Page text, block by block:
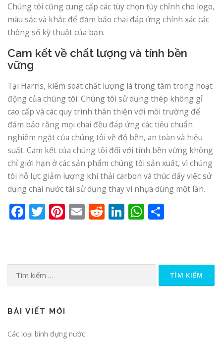
Chúng tôi cũng cung cấp các tùy chọn tùy chỉnh cho logo,
màu sắc và khắc để đảm bảo chai đáp ứng chính xác các
thông số kỹ thuật của bạn.
Cam kết về chất lượng và tính bền
vững
Tại Harris, kiểm soát chất lượng là trọng tâm trong hoạt
động của chúng tôi. Chúng tôi sử dụng thép không gỉ
cao cấp và các quy trình thân thiện với môi trường để
đảm bảo rằng mọi chai đều đáp ứng các tiêu chuẩn
nghiêm ngặt của chúng tôi về độ bền, an toàn và hiệu
suất. Cam kết của chúng tôi đối với tính bền vững không
chỉ giới hạn ở các sản phẩm chúng tôi sản xuất, vì chúng
tôi nỗ lực giảm lượng khí thải carbon và thúc đẩy việc sử
dụng chai nước tái sử dụng thay vì nhựa dùng một lần.
Facebook
Twitter
Pinterest
EmailReddit
LinkedIn
WhatsApp
Tìm
BÀI VIẾT MỚI
Các loại bình đựng nước